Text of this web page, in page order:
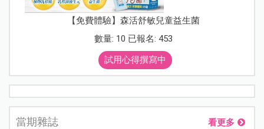
【免費體驗】森活舒敏兒童益生菌
數量: 10 已報名: 453
試用心得撰寫中
當期雜誌 看更多